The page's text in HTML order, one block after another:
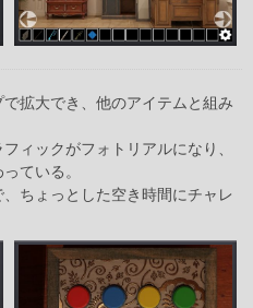
拡大でき、他のアイテムと組み
ィックがフォトリアルになり、
ている。
ちょっとした空き時間にチャレ